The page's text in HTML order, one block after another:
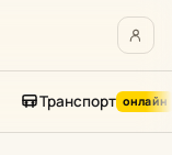
Транспорт онлайн